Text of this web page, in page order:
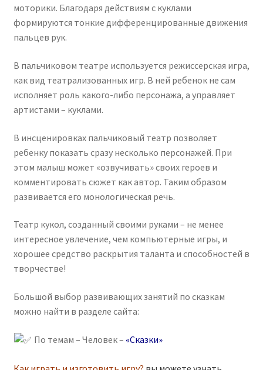
моторики. Благодаря действиям с куклами
формируются тонкие дифференцированные движения
пальцев рук.
В пальчиковом театре используется режиссерская игра,
как вид театрализованных игр. В ней ребенок не сам
исполняет роль какого-либо персонажа, а управляет
артистами – куклами.
В инсценировках пальчиковый театр позволяет
ребенку показать сразу несколько персонажей. При
этом малыш может «озвучивать» своих героев и
комментировать сюжет как автор. Таким образом
развивается его монологическая речь.
Театр кукол, созданный своими руками – не менее
интересное увлечение, чем компьютерные игры, и
хорошее средство раскрытия таланта и способностей в
творчестве!
Большой выбор развивающих занятий по сказкам
можно найти в разделе сайта:
По темам – Человек – «Сказки»